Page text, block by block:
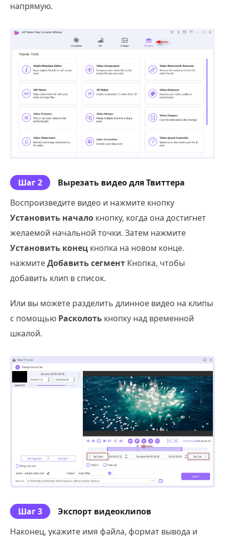
напрямую.
Шаг 2
Вырезать видео для Твиттера
Воспроизведите видео и нажмите кнопку
Установить начало кнопку, когда она достигнет
желаемой начальной точки. Затем нажмите
Установить конец кнопка на новом конце.
нажмитеДобавить сегмент Кнопка, чтобы
добавить клип в список.
Или вы можете разделить длинное видео на клипы
с помощью Расколоть кнопку над временной
шкалой.
Шаг 3
Экспорт видеоклипов
Наконец, укажите имя файла, формат вывода и